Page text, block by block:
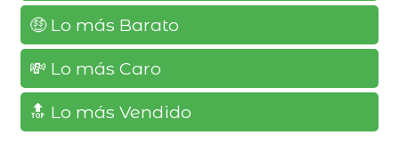
🤑 Lo más Barato
💸 Lo más Caro
🔝 Lo más Vendido